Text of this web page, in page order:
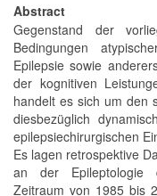
Abstract
Gegenstand der
Bedingungen
Epilepsie sowie
der kognitiven
handelt es sich um den
diesbezüglich
epilepsiechirurgischen
Es lagen retrospektive
an der Epileptologie
Zeitraum von 1985 bis